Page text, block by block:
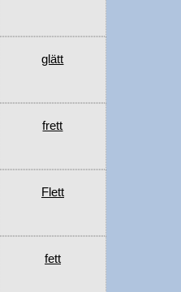
glätt
frett
Flett
fett